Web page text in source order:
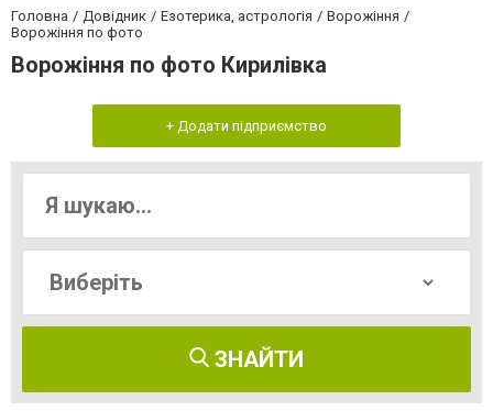
Головна Довідник Езотерика, астрологія
Ворожіння
Ворожіння по фото
Ворожіння по фото Кирилівка
+ Додати підприємство
ЗНАЙТИ